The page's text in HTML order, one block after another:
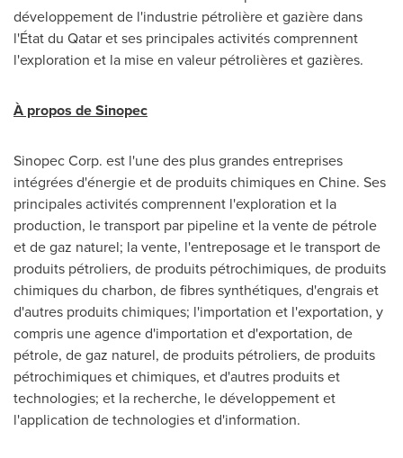
développement de l'industrie pétrolière et gazière dans
l'État du Qataret ses principales activités comprennent
l'exploration et la mise en valeur pétrolières et gazières.
À propos de Sinopec
Sinopec Corp. est l'une des plus grandes entreprises
intégrées d'énergie et de produits chimiques en Chine. Ses
principales activités comprennent l'exploration et la
production, le transport par pipeline et la vente de pétrole
et de gaz naturel; la vente, l'entreposage et le transport de
produits pétroliers, de produits pétrochimiques, de produits
chimiques du charbon, de fibres synthétiques, d'engrais et
d'autres produits chimiques; l'importation et l'exportation, y
compris une agence d'importation et d'exportation, de
pétrole, de gaz naturel, de produits pétroliers, de produits
pétrochimiques et chimiques, et d'autres produits et
technologies; et la recherche, le développement et
l'application de technologies et d'information.